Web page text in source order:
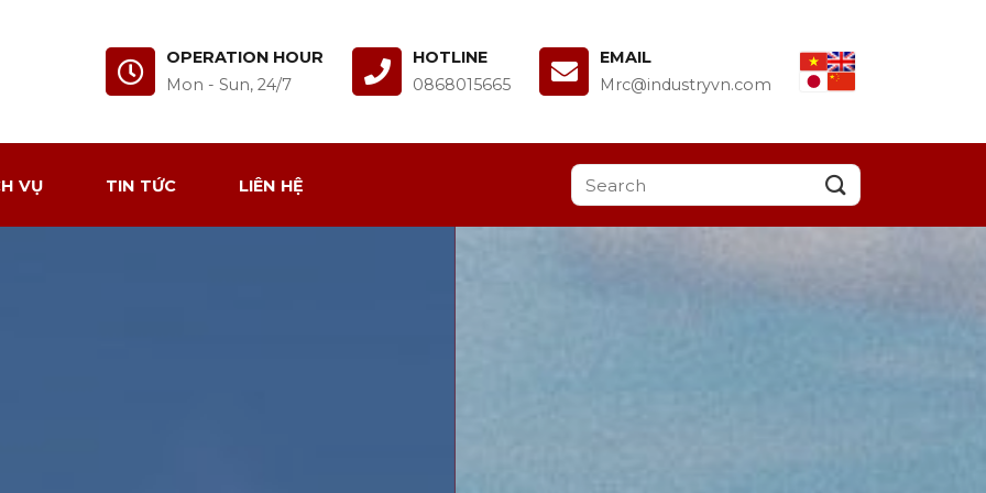
OPERATION HOUR
Mon - Sun, 24/7
HOTLINE
0868015665
EMAIL
Mrc@industryvn.com
VỤ TIN TỨC LIÊN HỆ